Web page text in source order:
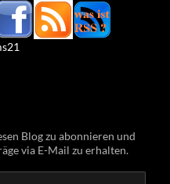
Blog zu abonnieren und
via E-Mail zu erhalten.